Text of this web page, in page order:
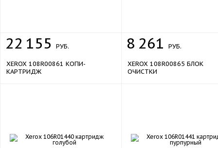
22 155 РУБ.
XEROX 108R00861 КОПИ-
КАРТРИДЖ
8 261 РУБ.
XEROX 108R00865 БЛОК
ОЧИСТКИ